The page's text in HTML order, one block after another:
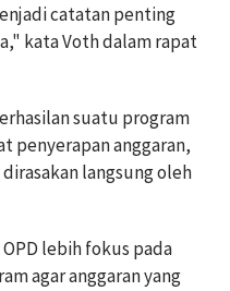
catatan penting
kata Voth dalam rapat
suatu program
penyerapan anggaran,
langsung oleh
lebih fokus pada
agar anggaran yang